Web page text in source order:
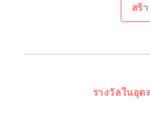
สร้
รางวัลในอุ